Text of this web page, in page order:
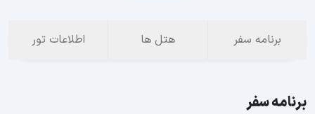
برنامه سفر هتل ها اطلاعات تور
برنامه سفر